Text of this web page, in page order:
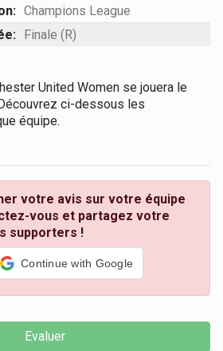
Champions League
Finale (R)
United Women se jouera le
ci-dessous les
équipe.
votre avis sur votre équipe
vous et partagez votre
supporters !
Continue with Google